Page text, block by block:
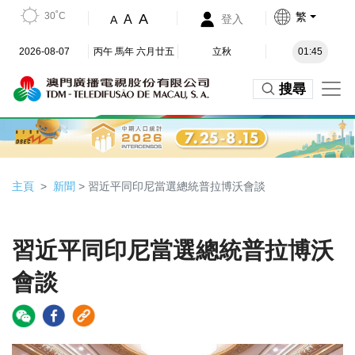
30˚C A A A 登入 繁
2026-08-07 丙午 馬年 六月廿五 立秋 01:45
搜尋
主頁 新聞 > 習近平同印尼當選總統普拉博沃會談
習近平同印尼當選總統普拉博沃
會談